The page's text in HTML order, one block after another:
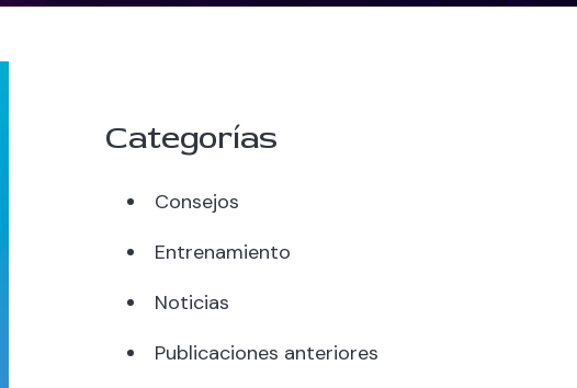
Categorías
Consejos
Entrenamiento
Noticias
Publicaciones anteriores